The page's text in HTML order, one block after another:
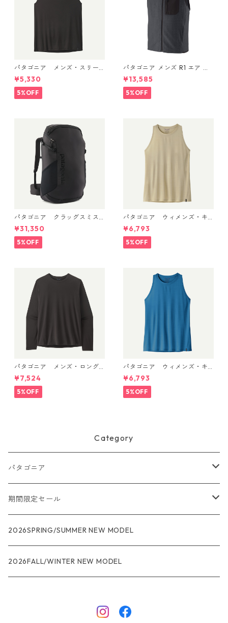
パタゴニア メンズ・スリー
ブレス・キャプリーン・クー
ル・デイリー・シャツ (カラ
ー Black) Patagonia Men's Sl
eeveless Capilene® Cool Da
¥5,330
5%OFF
パタゴニア メンズ R1 エア ベ
スト 40285 Smolder Blue
¥13,585
5%OFF
パタゴニア クラッグスミス
パック 45L ブラック 48066 P
atagonia Cragsmith Pack 日
本正規品
¥31,350
5%OFF
パタゴニア ウィメンズ・キ
ャプリーン・クール・ウルト
ラ・タンク Pumice - Dyno W
hite X-Dye 44740 日本正規
品
¥6,793
5%OFF
パタゴニア メンズ・ロング
スリーブ・キャプリーン・ク
ール・デイリー・シャツ Black
¥7,524
5%OFF
パタゴニア ウィメンズ・キ
ャプリーン・クール・ウルト
ラ・タンク Aquatic Blue - Li
ght Aquatic Blue X-Dye 447
40 日本正規品
¥6,793
5%OFF
Category
パタゴニア
メンズ
R1
R1エア
ウィメンズ
R1
ジャケット・アウター
期間限定セール
★★★
レインウェアー
2026SPRING/SUMMER NEW MODEL
2026FALL/WINTER NEW MODEL